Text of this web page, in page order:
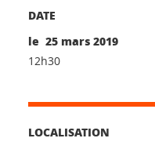
DATE
le 25 mars 2019
12h30
LOCALISATION